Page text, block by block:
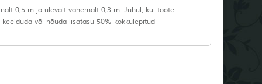
0,5 m ja ülevalt vähemalt 0,3 m. Juhul, kui toote
või nõuda lisatasu 50% kokkulepitud